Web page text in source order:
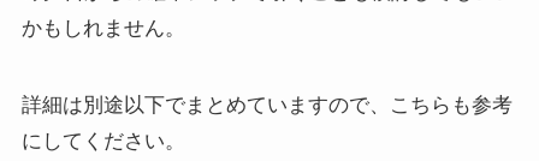
かもしれません。
詳細は別途以下でまとめていますので、こちらも参考
にしてください。